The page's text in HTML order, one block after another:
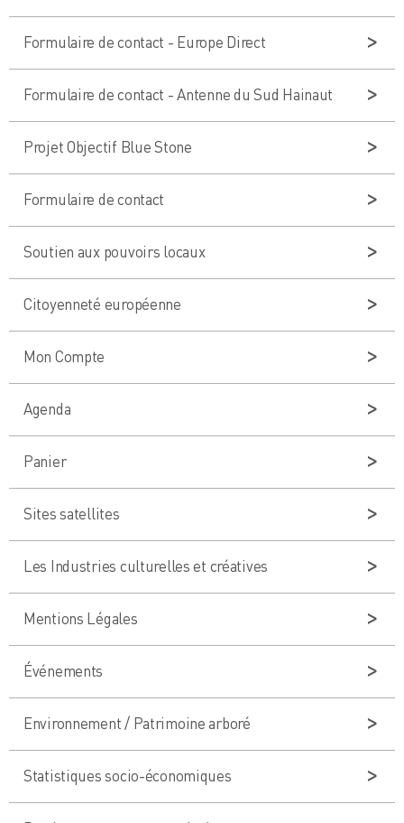
Formulaire de contact - Europe Direct
Formulaire de contact - Antenne du Sud Hainaut
Projet Objectif Blue Stone
Formulaire de contact
Soutien aux pouvoirs locaux
Citoyenneté européenne
Mon Compte
Agenda
Panier
Sites satellites
Les Industries culturelles et créatives
Mentions Légales
Événements
Environnement / Patrimoine arboré
Statistiques socio-économiques